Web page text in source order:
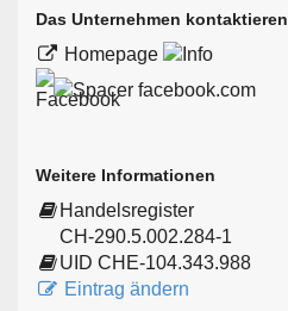
Das Unternehmen kontaktieren
Homepage
facebook.com
Weitere Informationen
Handelsregister
CH-290.5.002.284-1
UID CHE-104.343.988
Eintrag ändern